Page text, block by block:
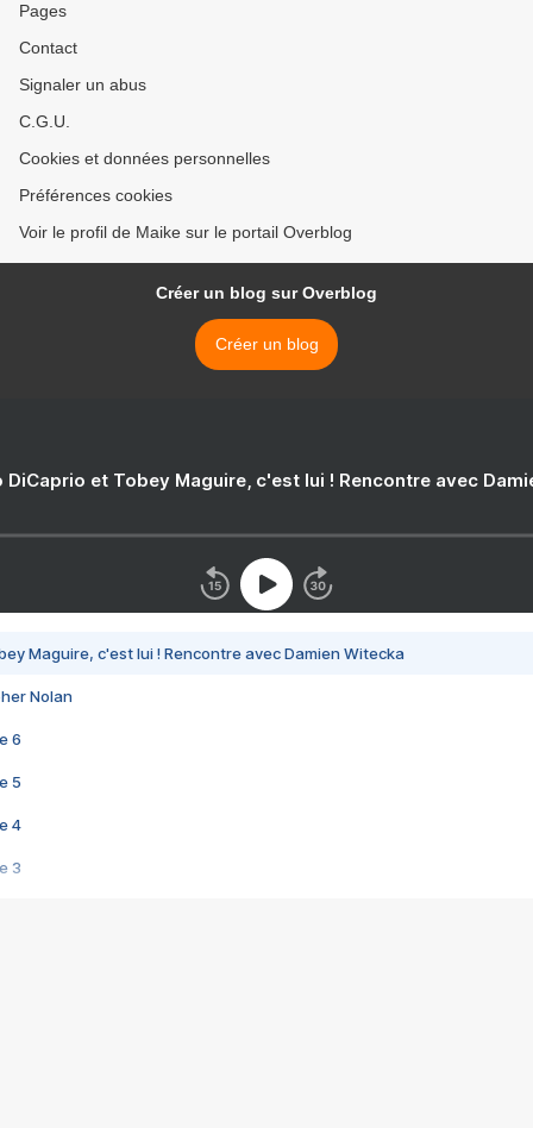
Pages
Contact
Signaler un abus
C.G.U.
Cookies et données personnelles
Préférences cookies
Voir le profil de Maike sur le portail Overblog
Créer un blog sur Overblog
Créer un blog
DiCaprio et Tobey Maguire, c'est lui ! Rencontre avec
Maguire, c'est lui ! Rencontre avec Damien Witecka
Nolan
6
5
4
3